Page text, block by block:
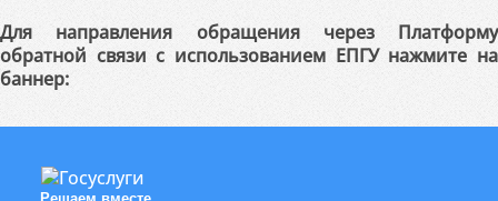
Для направления обращения через Платформу
обратной связи с использованием ЕПГУ нажмите на
баннер: